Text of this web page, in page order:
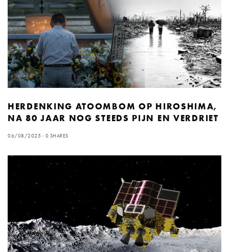
HERDENKING ATOOMBOM OP HIROSHIMA,
NA 80 JAAR NOG STEEDS PIJN EN VERDRIET
06/08/2025 0 SHARES